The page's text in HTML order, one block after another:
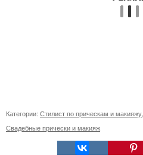
Категории: Стилист по прическам и макияжу
Свадебные прически и макияж